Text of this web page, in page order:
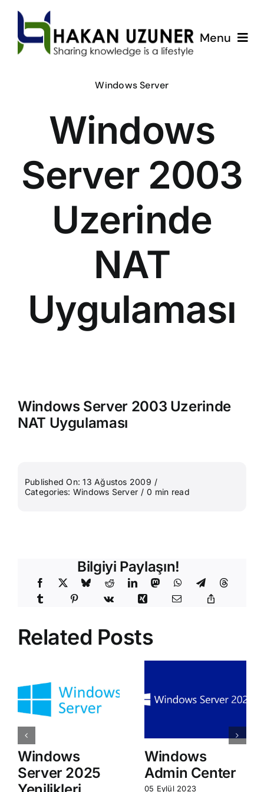
content
Menu
ÇözümPark
Eğitimlerim
Hakkında
İletişim
Windows Server
Windows
Server 2003
Uzerinde
NAT
Uygulaması
Windows Server 2003 Uzerinde
NAT Uygulaması
Published On: 13 Ağustos 2009 /
Categories: Windows Server / 0 min read
Bilgiyi Paylaşın!
Related Posts
Windows
Server 2025
Windows
Admin Center
05 Eylül 2023